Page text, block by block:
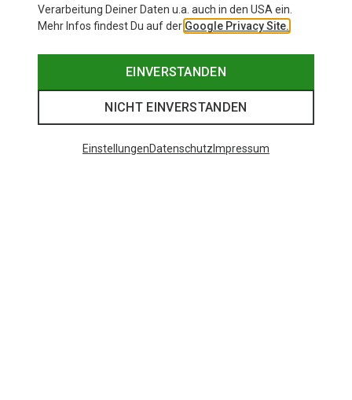
Verarbeitung Deiner Daten u.a. auch in den USA ein.
Mehr Infos findest Du auf der Google Privacy Site.
EINVERSTANDEN
NICHT EINVERSTANDEN
EinstellungenDatenschutz Impressum